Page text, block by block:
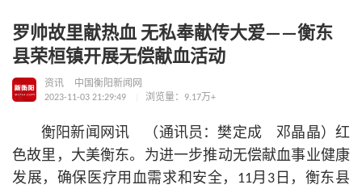
罗帅故里献热血 无私奉献传大爱——衡东
县荣桓镇开展无偿献血活动
资讯
中国衡阳新闻网
2023-11-03 21:29:49
浏览量：9.17万+
衡阳新闻网讯 （通讯员：樊定成 邓晶晶）红
色故里，大美衡东。为进一步推动无偿献血事业健康
发展，确保医疗用血需求和安全，11月3日，衡东县